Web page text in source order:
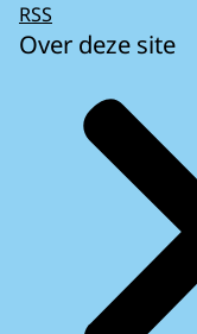
RSS
Over deze site